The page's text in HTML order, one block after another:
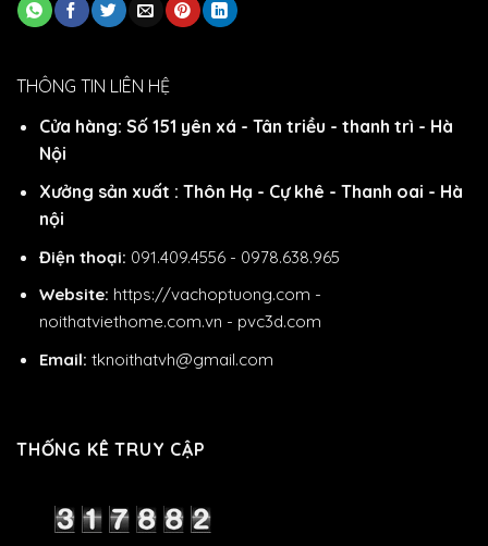
THÔNG TIN LIÊN HỆ
Cửa hàng: Số 151 yên xá - Tân triều - thanh trì - Hà
Nội
Xưởng sản xuất : Thôn Hạ - Cự khê - Thanh oai - Hà
nội
Điện thoại: 091.409.4556 - 0978.638.965
Website: https://vachoptuong.com -
noithatviethome.com.vn - pvc3d.com
Email: tknoithatvh@gmail.com
THỐNG KÊ TRUY CẬP